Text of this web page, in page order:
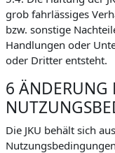
grob fahrlässiges
bzw. sonstige
Handlungen oder
oder Dritter entsteht.
6 ÄNDERUNG
Die JKU behält sich